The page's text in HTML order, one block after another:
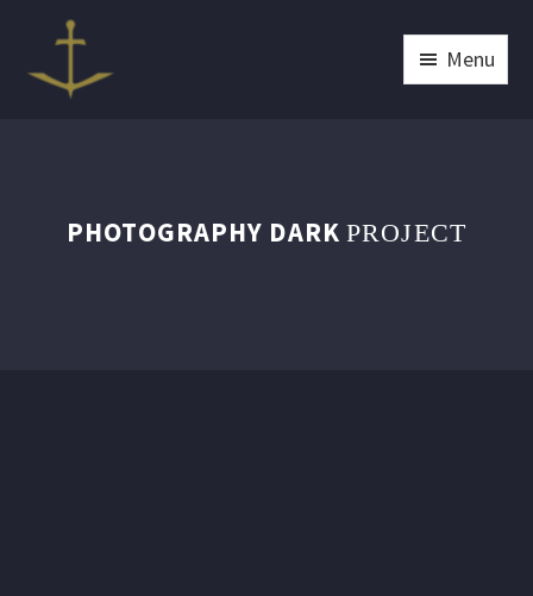
Menu
PHOTOGRAPHY DARKPROJECT